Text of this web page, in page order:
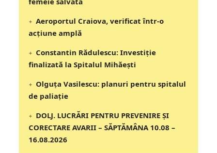
Aeroportul Craiova, verificat într-o
acțiune amplă
Constantin Rădulescu: Investiție
finalizată la Spitalul Mihăești
Olguța Vasilescu: planuri pentru spitalul
de paliație
DOLJ. LUCRĂRI PENTRU PREVENIRE ȘI
CORECTARE AVARII – SĂPTĂMÂNA 10.08 –
16.08.2026